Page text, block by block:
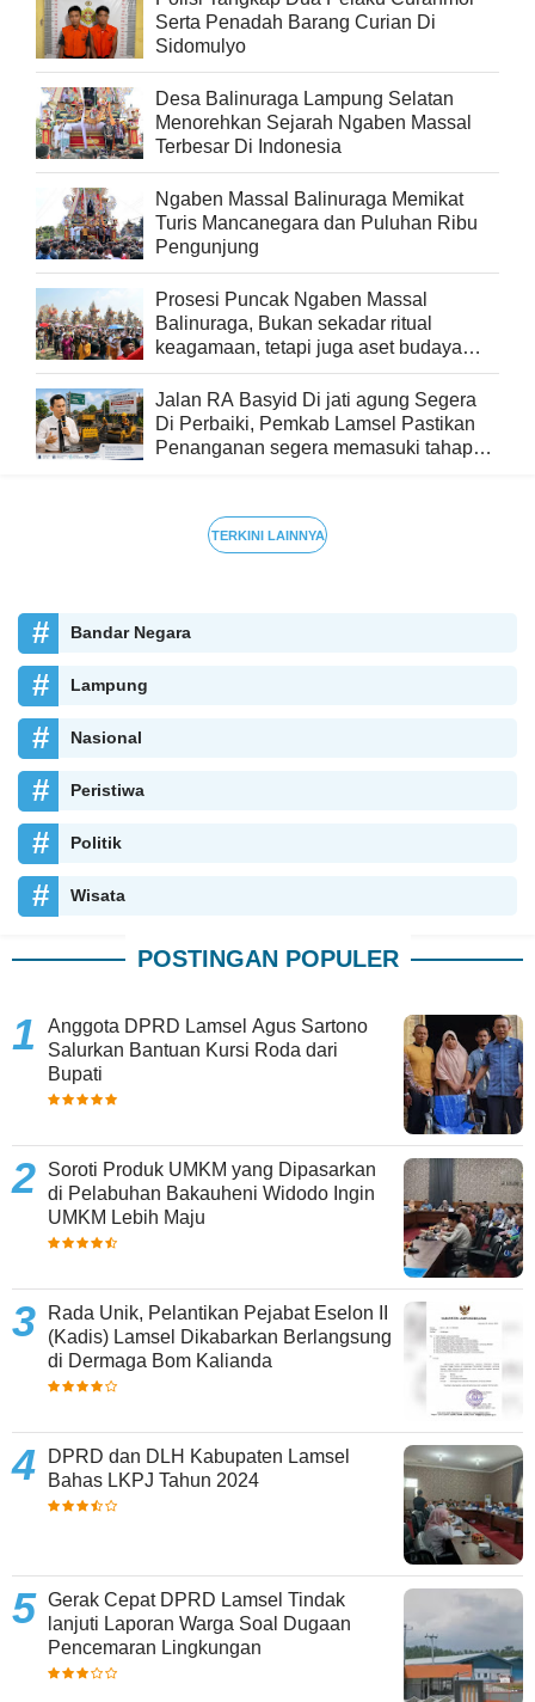
Serta Penadah Barang Curian Di
Sidomulyo
Desa Balinuraga Lampung Selatan
Menorehkan Sejarah Ngaben Massal
Terbesar Di Indonesia
Ngaben Massal Balinuraga Memikat
Turis Mancanegara dan Puluhan Ribu
Pengunjung
Prosesi Puncak Ngaben Massal
Balinuraga, Bukan sekadar ritual
keagamaan, tetapi juga aset budaya
yang memperkaya keberagaman
Jalan RA Basyid Di jati agung Segera
Di Perbaiki, Pemkab Lamsel Pastikan
Penanganan segera memasuki tahap
TERKINI LAINNYA
Bandar Negara
Lampung
Nasional
Peristiwa
Politik
Wisata
POSTINGAN POPULER
Anggota DPRD Lamsel Agus Sartono
Salurkan Bantuan Kursi Roda dari
Bupati
Soroti Produk UMKM yang Dipasarkan
di Pelabuhan Bakauheni Widodo Ingin
UMKM Lebih Maju
Rada Unik, Pelantikan Pejabat Eselon II
(Kadis) Lamsel Dikabarkan Berlangsung
di Dermaga Bom Kalianda
DPRD dan DLH Kabupaten Lamsel
Bahas LKPJ Tahun 2024
Gerak Cepat DPRD Lamsel Tindak
lanjuti Laporan Warga Soal Dugaan
Pencemaran Lingkungan